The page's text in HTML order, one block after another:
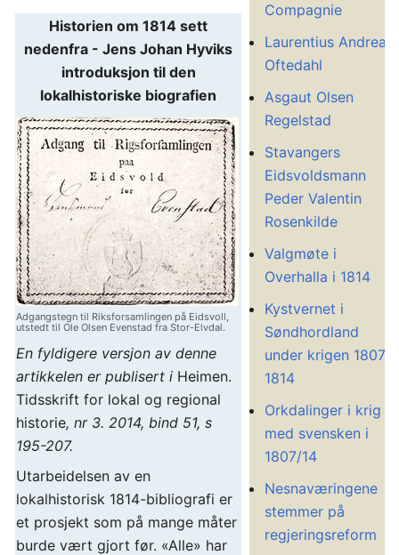
Historien om 1814 sett
nedenfra - Jens Johan Hyviks
introduksjon til den
lokalhistoriske biografien
Adgangstegn til Riksforsamlingen på Eidsvoll,
utstedt til Ole Olsen Evenstad fra Stor-Elvdal.
En fyldigere versjon av denne
artikkelen er publisert i Heimen.
Tidsskrift for lokal og regional
historie, nr 3. 2014, bind 51, s
195-207.
Utarbeidelsen av en
lokalhistorisk 1814-bibliografi er
et prosjekt som på mange måter
burde vært gjort før. «Alle» har
Compagnie
Laurentius Andreas
Oftedahl
Asgaut Olsen
Regelstad
Stavangers
Eidsvoldsmann
Peder Valentin
Rosenkilde
Valgmøte i
Overhalla i 1814
Kystvernet i
Søndhordland
under krigen 1807-
1814
Orkdalinger i krig
med svensken i
1807/14
Nesnaværingene
stemmer på
regjeringsreform